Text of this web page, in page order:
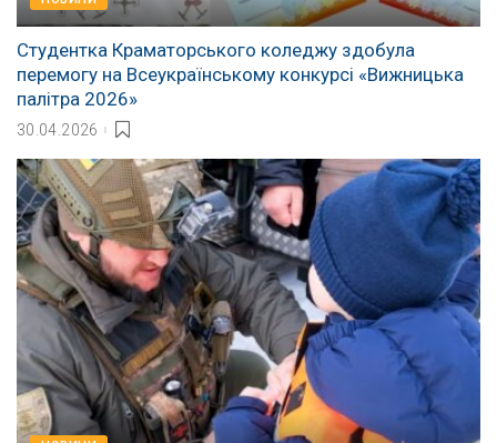
Студентка Краматорського коледжу здобула
перемогу на Всеукраїнському конкурсі «Вижницька
палітра 2026»
30.04.2026